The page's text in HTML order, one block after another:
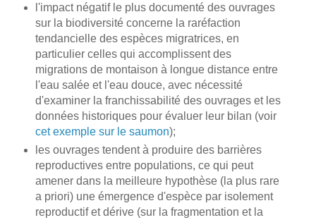
l'impact négatif le plus documenté des ouvrages
sur la biodiversité concerne la raréfaction
tendancielle des espèces migratrices, en
particulier celles qui accomplissent des
migrations de montaison à longue distance entre
l'eau salée et l'eau douce, avec nécessité
d'examiner la franchissabilité des ouvrages et les
données historiques pour évaluer leur bilan (voir
cet exemple sur le saumon);
les ouvrages tendent à produire des barrières
reproductives entre populations, ce qui peut
amener dans la meilleure hypothèse (la plus rare
a priori) une émergence d'espèce par isolement
reproductif et dérive (sur la fragmentation et la